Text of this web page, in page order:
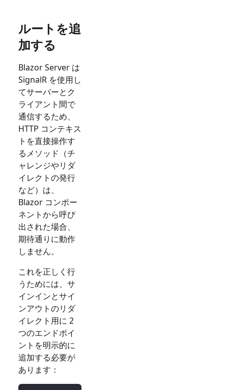
ルートを追
加する
Blazor Server は
SignalR を使用し
てサーバーとク
ライアント間で
通信するため、
HTTP コンテキス
トを直接操作す
るメソッド（チ
ャレンジやリダ
イレクトの発行
など）は、
Blazor コンポー
ネントから呼び
出された場合、
期待通りに動作
しません。
これを正しく行
うためには、サ
インインとサイ
ンアウトのリダ
イレクト用に 2
つのエンドポイ
ントを明示的に
追加する必要が
あります：